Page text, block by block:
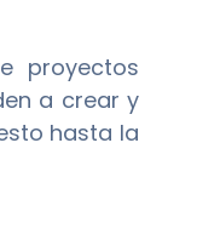
proyectos
a crear y
hasta la